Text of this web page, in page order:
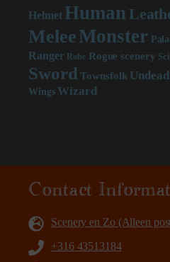
Helmet Human
MeleeMonster
Ranger Robe Rogue scenery
Sword Townsfolk Undead
Wings Wizard
Contact
Scenery en Zo (Alleen
+316 43513184